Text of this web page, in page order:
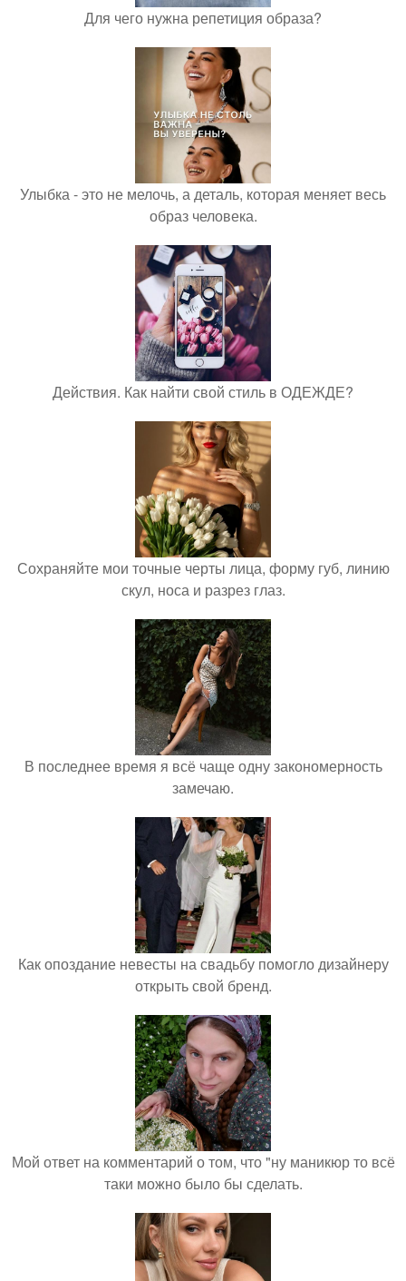
Для чего нужна репетиция образа?
Улыбка - это не мелочь, а деталь, которая меняет весь
образ человека.
Действия. Как найти свой стиль в ОДЕЖДЕ?
Сохраняйте мои точные черты лица, форму губ, линию
скул, носа и разрез глаз.
В последнее время я всё чаще одну закономерность
замечаю.
Как опоздание невесты на свадьбу помогло дизайнеру
открыть свой бренд.
Мой ответ на комментарий о том, что "ну маникюр то всё
таки можно было бы сделать.